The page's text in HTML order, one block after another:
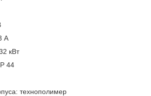
А
кВт
44
технополимер